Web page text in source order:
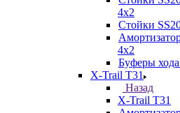
4x2
Стойки
4х2
Буферы
X-Trail T31
Назад
X-Trail T31